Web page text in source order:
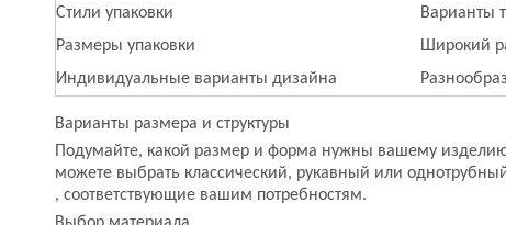
Стили упаковки
Варианты
Размеры упаковки
Широкий
Индивидуальные варианты дизайна
Варианты размера и структуры
Подумайте, какой размер и форма нужны вашему
можете выбрать классический, рукавный или
, соответствующие вашим потребностям.